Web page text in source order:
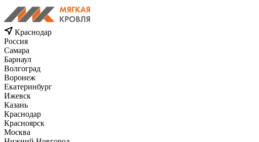
Краснодар
Россия
Самара
Барнаул
Волгоград
Воронеж
Екатеринбург
Ижевск
Казань
Краснодар
Красноярск
Москва